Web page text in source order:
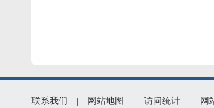
联系我们 | 网站地图 | 访问统计 | 网